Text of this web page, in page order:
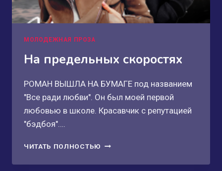
МОЛОДЕЖНАЯ ПРОЗА
На предельных скоростях
РОМАН ВЫШЛА НА БУМАГЕ под названием
"Все ради любви". Он был моей первой
любовью в школе. Красавчик с репутацией
"бэдбоя"….
ЧИТАТЬ ПОЛНОСТЬЮ НА
СКОРОСТЯХ